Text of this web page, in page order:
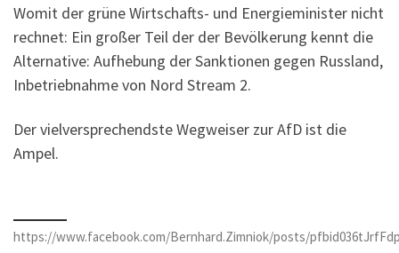
Womit der grüne Wirtschafts- und Energieminister nicht
rechnet: Ein großer Teil der der Bevölkerung kennt die
Alternative: Aufhebung der Sanktionen gegen Russland,
Inbetriebnahme von Nord Stream 2.
Der vielversprechendste Wegweiser zur AfD ist die
Ampel.
https://www.facebook.com/Bernhard.Zimniok/posts/